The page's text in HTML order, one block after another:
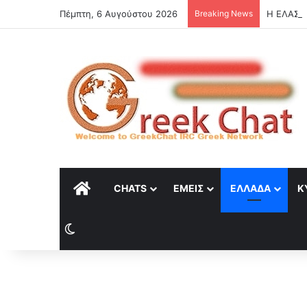
Πέμπτη, 6 Αυγούστου 2026 Breaking News Η ΕΛΑΣ
ΑΡΧΙΚΉCHATS ΕΜΕΊΣ ΕΛΛΆΔΑ